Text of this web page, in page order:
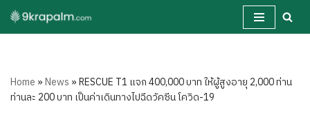
Skip
Home »News »RESCUE T1 แจก 400,000 บาท ให้ผู้สูงอายุ 2,000 ท่าน
ท่านละ 200 บาท เป็นค่าเดินทางไปฉีดวัคซีน โควิด-19